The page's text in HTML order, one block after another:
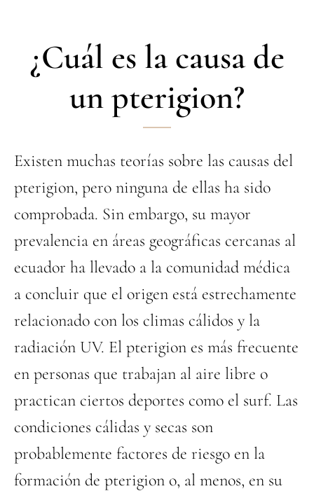
¿Cuál es la causa de
un pterigion?
Existen muchas teorías sobre las causas del
pterigion, pero ninguna de ellas ha sido
comprobada. Sin embargo, su mayor
prevalencia en áreas geográficas cercanas al
ecuador ha llevado a la comunidad médica
a concluir que el origen está estrechamente
relacionado con los climas cálidos y la
radiación UV. El pterigion es más frecuente
en personas que trabajan al aire libre o
practican ciertos deportes como el surf. Las
condiciones cálidas y secas son
probablemente factores de riesgo en la
formación de pterigion o, al menos, en su